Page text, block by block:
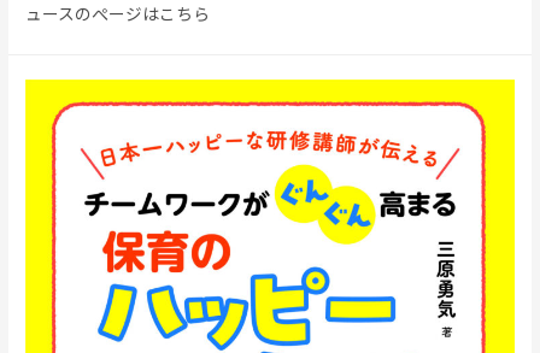
ュースのぺージはこちら